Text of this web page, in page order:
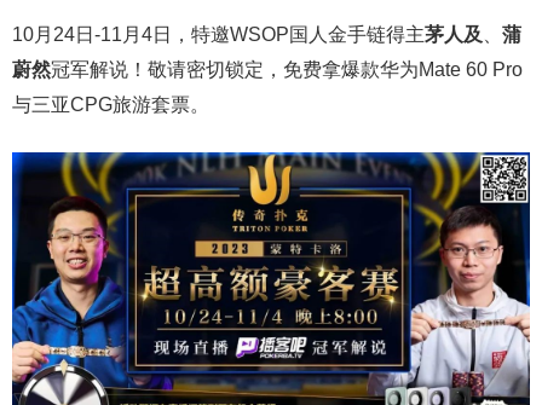
10月24日-11月4日，特邀WSOP国人金手链得主茅人及
蒲
蔚然冠军解说！敬请密切锁定，免费拿爆款华为Mate 60 Pro
与三亚CPG旅游套票。